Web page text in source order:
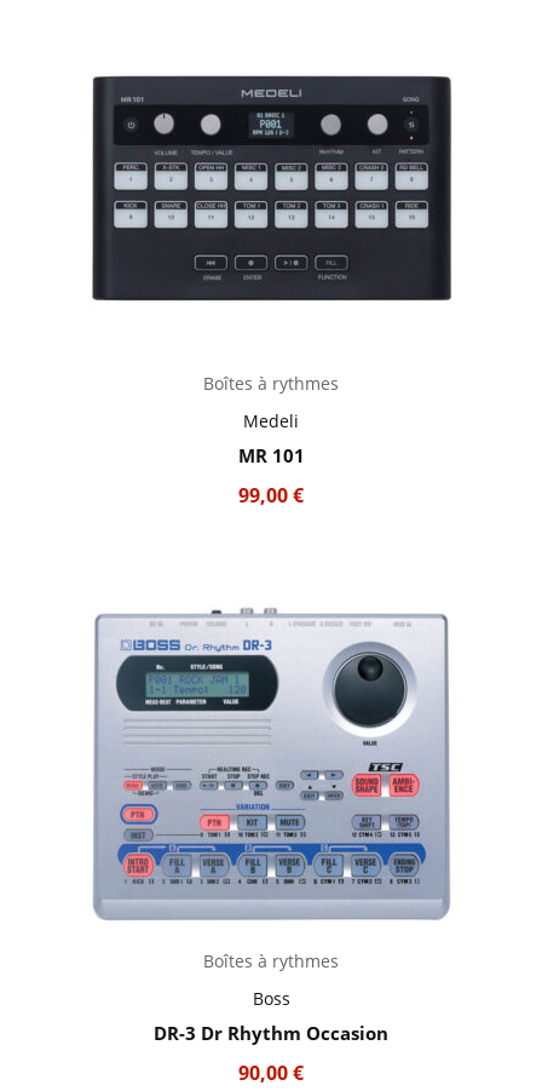
Boîtes à rythmes
Medeli
MR 101
99,00€
Boîtes à rythmes
Boss
DR-3 Dr Rhythm Occasion
90,00€